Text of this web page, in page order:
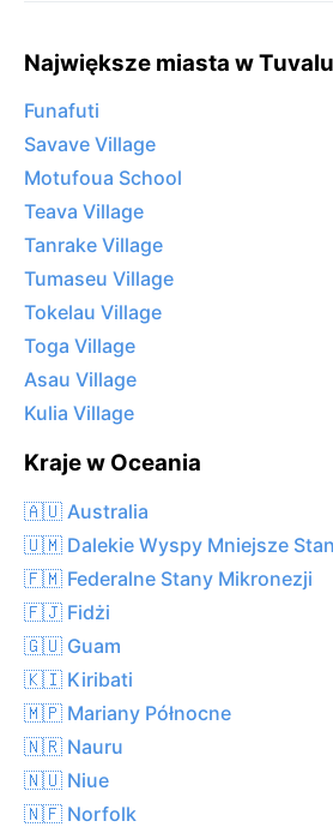
Największe miasta w Tuvalu
Funafuti
Savave Village
Motufoua School
Teava Village
Tanrake Village
Tumaseu Village
Tokelau Village
Toga Village
Asau Village
Kulia Village
Kraje w Oceania
🇦🇺 Australia
🇺🇲 Dalekie Wyspy Mniejsze
🇫🇲 Federalne Stany Mikronezji
🇫🇯 Fidżi
🇬🇺 Guam
🇰🇮 Kiribati
🇲🇵 Mariany Północne
🇳🇷 Nauru
🇳🇺 Niue
🇳🇫 Norfolk